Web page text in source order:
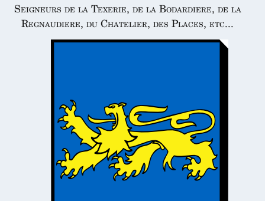
Seigneurs de la Texerie, de la Bodardiere, de la
Regnaudiere, du Chatelier, des Places, etc...